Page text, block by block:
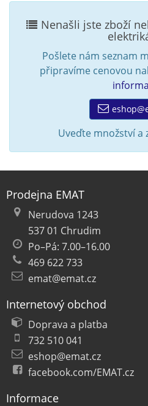
Nenašli jste zboží
Pošlete nám seznam
připravíme cenovou
Uveďte množství a
Prodejna EMAT
Nerudova 1243
537 01 Chrudim
Po–Pá: 7.00–16.00
469 622 733
emat@emat.cz
Internetový obchod
Doprava a platba
732 510 041
eshop@emat.cz
facebook.com/EMAT.cz
Informace